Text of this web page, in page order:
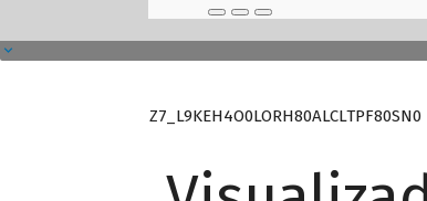
Z7_L9KEH4O0LORH80ALCLTPF80SN0